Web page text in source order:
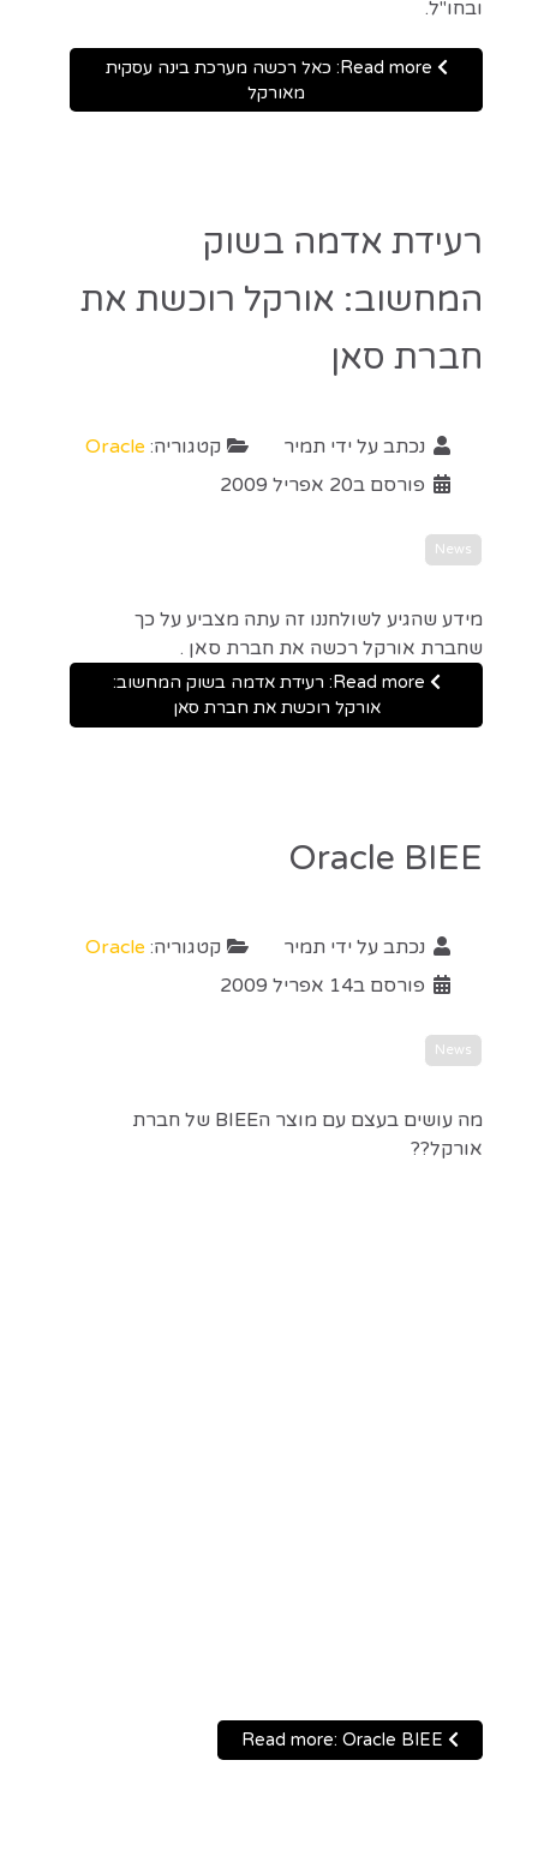
ובחו"ל.
Read more: כאל רכשה מערכת בינה עסקית
מאורקל
רעידת אדמה בשוק
המחשוב: אורקל רוכשת את
חברת סאן
נכתב על ידי תמיר קטגוריה: Oracle
פורסם ב20 אפריל 2009
News
מידע שהגיע לשולחננו זה עתה מצביע על כך
שחברת אורקל רכשה את חברת סאן .
Read more: רעידת אדמה בשוק המחשוב:
אורקל רוכשת את חברת סאן
Oracle BIEE
נכתב על ידי תמיר קטגוריה: Oracle
פורסם ב14 אפריל 2009
News
מה עושים בעצם עם מוצר הBIEE של חברת
אורקל??